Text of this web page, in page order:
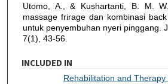
Utomo, A., & Kushartanti, B. M.
massage frirage dan kombinasi
untuk penyembuhan nyeri pinggang.
7(1), 43-56.
INCLUDED IN
Rehabilitation and